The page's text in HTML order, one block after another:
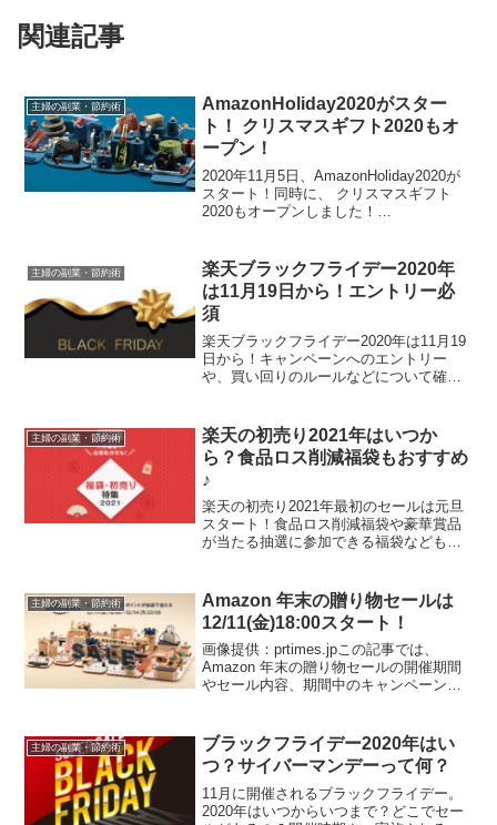
関連記事
主婦の副業・節約術
AmazonHoliday2020がスター
ト！ クリスマスギフト2020もオ
ープン！
2020年11月5日、AmazonHoliday2020が
スタート！同時に、 クリスマスギフト
2020もオープンしました！
くわしくご紹介いたします♥
主婦の副業・節約術
楽天ブラックフライデー2020年
は11月19日から！エントリー必
須
楽天ブラックフライデー2020年は11月19
日から！キャンペーンへのエントリー
や、買い回りのルールなどについて確認
主婦の副業・節約術
楽天の初売り2021年はいつか
ら？食品ロス削減福袋もおすすめ
♪
楽天の初売り2021年最初のセールは元旦
スタート！食品ロス削減福袋や豪華賞品
が当たる抽選に参加できる福袋などもご
主婦の副業・節約術
Amazon 年末の贈り物セールは
12/11(金)18:00スタート！
画像提供：prtimes.jpこの記事では、
Amazon 年末の贈り物セールの開催期間
やセール内容、期間中のキャンペーンな
は予告なく変更となる可能性がありま
す。アマゾン...
主婦の副業・節約術
ブラックフライデー2020年はい
つ？サイバーマンデーって何？
11月に開催されるブラックフライデー。
2020年はいつからいつまで？どこでセー